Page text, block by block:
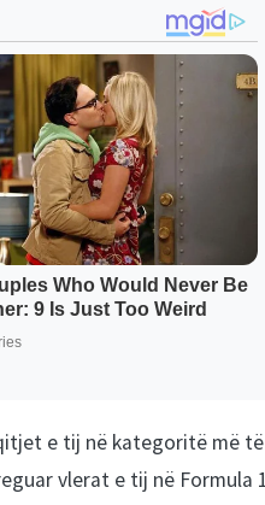
e tij në kategoritë më të
vlerat e tij në Formula